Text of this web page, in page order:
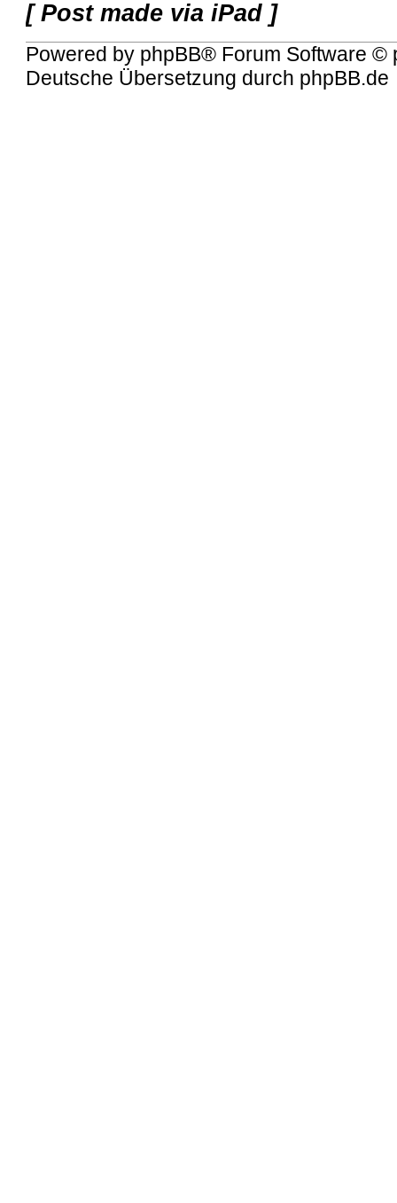
[ Post made via iPad ]
Powered by phpBB® Forum Software ©
Deutsche Übersetzung durch phpBB.de